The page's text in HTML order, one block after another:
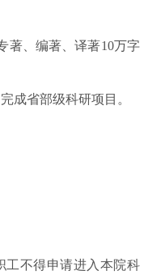
著、编著、译著10万字
成省部级科研项目。
工不得申请进入本院科